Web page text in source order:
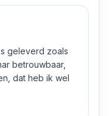
geleverd zoals
betrouwbaar,
dat heb ik wel